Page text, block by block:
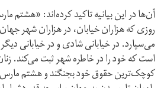
روزی که هزاران خیابان، در هزاران شهر
می‌سپارد. در خیابانی شادی و در خیابانی
است که خود را در خاطره شهر ثبت می‌کند.
کوچک‌ترین حقوق خود بجنگند و هشتم مارس